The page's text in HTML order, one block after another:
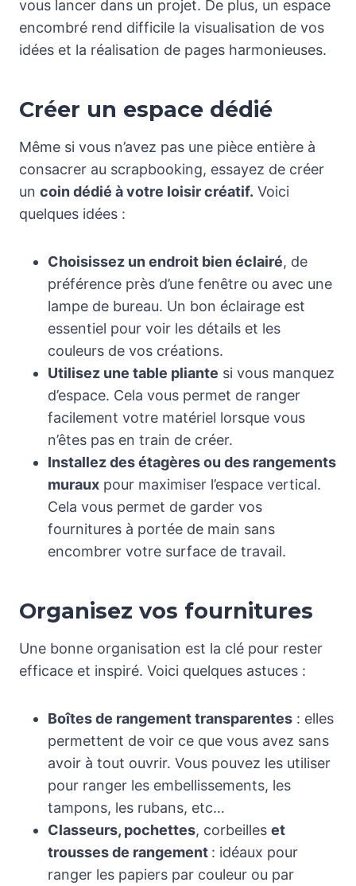
vous lancer dans un projet. De plus, un espace
encombré rend difficile la visualisation de vos
idées et la réalisation de pages harmonieuses.
Créer un espace dédié
Même si vous n’avez pas une pièce entière à
consacrer au scrapbooking, essayez de créer
un coin dédié à votre loisir créatif. Voici
quelques idées :
Choisissez un endroit bien éclairé, de
préférence près d’une fenêtre ou avec une
lampe de bureau. Un bon éclairage est
essentiel pour voir les détails et les
couleurs de vos créations.
Utilisez une table pliante si vous manquez
d’espace. Cela vous permet de ranger
facilement votre matériel lorsque vous
n’êtes pas en train de créer.
Installez des étagères ou des rangements
muraux pour maximiser l’espace vertical.
Cela vous permet de garder vos
fournitures à portée de main sans
encombrer votre surface de travail.
Organisez vos fournitures
Une bonne organisation est la clé pour rester
efficace et inspiré. Voici quelques astuces :
Boîtes de rangement transparentes : elles
permettent de voir ce que vous avez sans
avoir à tout ouvrir. Vous pouvez les utiliser
pour ranger les embellissements, les
tampons, les rubans, etc…
Classeurs, pochettes, corbeilles et
trousses de rangement : idéaux pour
ranger les papiers par couleur ou par